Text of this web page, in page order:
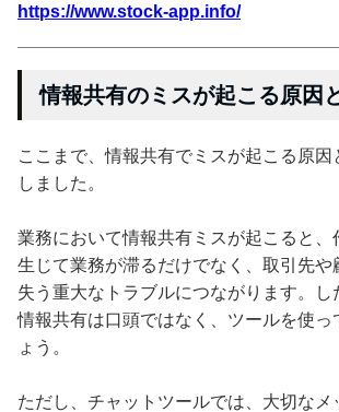
https://www.stock-app.info/
情報共有のミスが起こる原因
ここまで、情報共有でミスが起こる原因
しました。
業務において情報共有ミスが起こると、
生じて業務が滞るだけでなく、取引先や
失う重大なトラブルにつながります。し
情報共有は口頭ではなく、ツールを使っ
ょう。
ただし、チャットツールでは、大切なメ